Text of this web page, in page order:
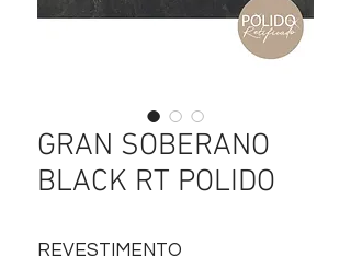
GRAN SOBERANO
BLACK RT POLIDO
REVESTIMENTO